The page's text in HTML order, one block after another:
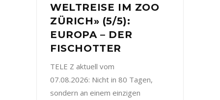
WELTREISE IM ZOO
ZÜRICH» (5/5):
EUROPA – DER
FISCHOTTER
TELE Z aktuell vom
07.08.2026: Nicht in 80 Tagen,
sondern an einem einzigen